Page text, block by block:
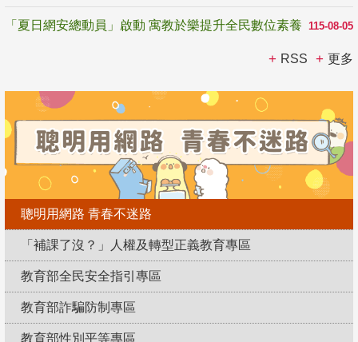
115-08-05
「夏日網安總動員」啟動 寓教於樂提升全民數位素養
RSS 更多
聰明用網路 青春不迷路
「補課了沒？」人權及轉型正義教育專區
教育部全民安全指引專區
教育部詐騙防制專區
教育部性別平等專區